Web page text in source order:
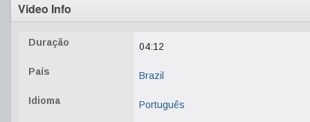
Video Info
Duração 04:12
País Brazil
Idioma Português